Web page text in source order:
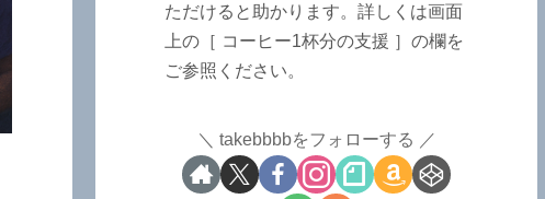
ただけると助かります。詳しくは画面
上の［ コーヒー1杯分の支援 ］の欄を
ご参照ください。
takebbbbをフォローする